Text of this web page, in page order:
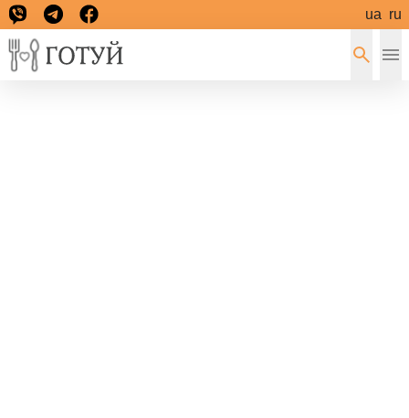
ua ru